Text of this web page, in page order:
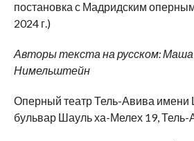
постановка с Мадридским
2024 г.)
Авторы текста на русском:
Нимельштейн
Оперный театр Тель-Авива
бульвар Шауль ха-Мелех 19, Тель-